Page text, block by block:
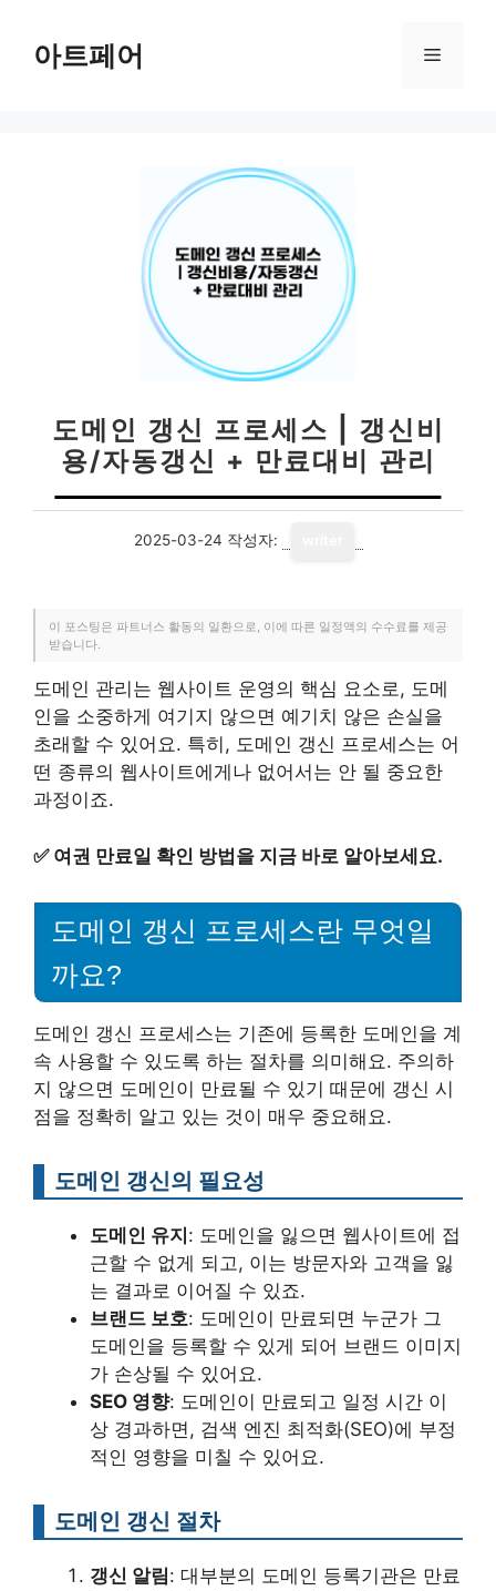
아트페어 메
도메인 갱신 프로세스 | 갱신비
용/자동갱신 + 만료대비 관리
2025-03-24 작성자:
이 포스팅은 파트너스 활동의 일환으로, 이에 따른 일정액의 수수료를 제공
받습니다.
도메인 관리는 웹사이트 운영의 핵심 요소로, 도메
인을 소중하게 여기지 않으면 예기치 않은 손실을
초래할 수 있어요. 특히, 도메인 갱신 프로세스는 어
떤 종류의 웹사이트에게나 없어서는 안 될 중요한
과정이죠.
✅ 여권 만료일 확인 방법을 지금 바로 알아보세요.
도메인 갱신 프로세스란 무엇일
까요?
도메인 갱신 프로세스는 기존에 등록한 도메인을 계
속 사용할 수 있도록 하는 절차를 의미해요. 주의하
지 않으면 도메인이 만료될 수 있기 때문에 갱신 시
점을 정확히 알고 있는 것이 매우 중요해요.
도메인 갱신의 필요성
도메인 유지 : 도메인을 잃으면 웹사이트에 접
근할 수 없게 되고, 이는 방문자와 고객을 잃
는 결과로 이어질 수 있죠.
브랜드 보호: 도메인이 만료되면 누군가 그
도메인을 등록할 수 있게 되어 브랜드 이미지
가 손상될 수 있어요.
SEO 영향: 도메인이 만료되고 일정 시간 이
상 경과하면, 검색 엔진 최적화(SEO)에 부정
적인 영향을 미칠 수 있어요.
도메인 갱신 절차
갱신 알림: 대부분의 도메인 등록기관은 만료